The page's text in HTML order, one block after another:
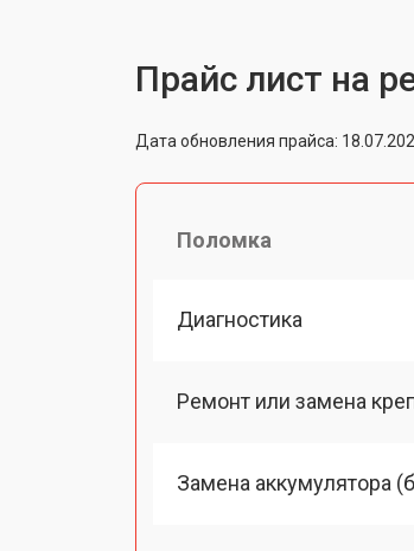
Прайс лист на
Дата обновления прайса:
Поломка
Диагностика
Ремонт или замена
Замена аккумулятора